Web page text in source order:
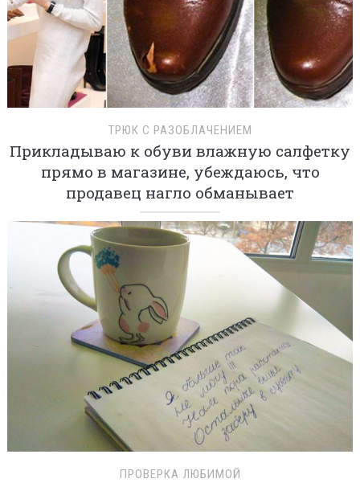
ТРЮК С РАЗОБЛАЧЕНИЕМ
Прикладываю к обуви влажную салфетку
прямо в магазине, убеждаюсь, что
продавец нагло обманывает
ПРОВЕРКА ЛЮБИМОЙ